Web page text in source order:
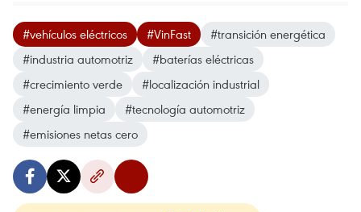
#vehículos eléctricos #VinFast
#transición energética
#industria automotriz
#baterías eléctricas
#crecimiento verde
#localización industrial
#energía limpia
#tecnología automotriz
#emisiones netas cero